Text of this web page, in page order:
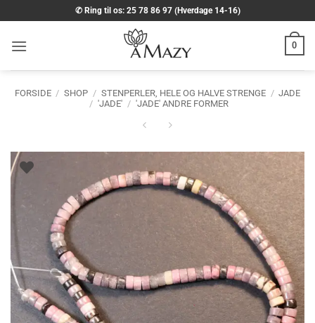
til
indhold
✆ Ring til os: 25 78 86 97 (Hverdage 14-16)
0
FORSIDE / SHOP / STENPERLER, HELE OG HALVE STRENGE / JADE
/ 'JADE' / 'JADE' ANDRE FORMER